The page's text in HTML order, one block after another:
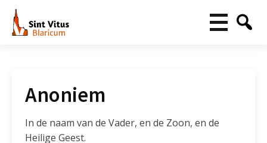
Anoniem
In de naam van de Vader, en de Zoon, en de
Heilige Geest.